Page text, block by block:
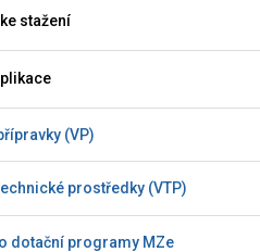
ke stažení
(VP)
prostředky (VTP)
dotační programy MZe